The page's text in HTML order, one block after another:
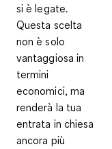
si è legate.
Questa scelta
non è solo
vantaggiosa in
termini
economici, ma
renderà la tua
entrata in chiesa
ancora più